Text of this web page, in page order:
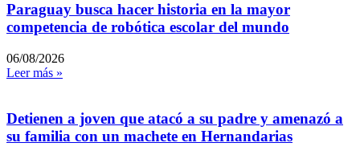
Paraguay busca hacer historia en la mayor
competencia de robótica escolar del mundo
06/08/2026
Leer más »
Detienen a joven que atacó a su padre y amenazó a
su familia con un machete en Hernandarias